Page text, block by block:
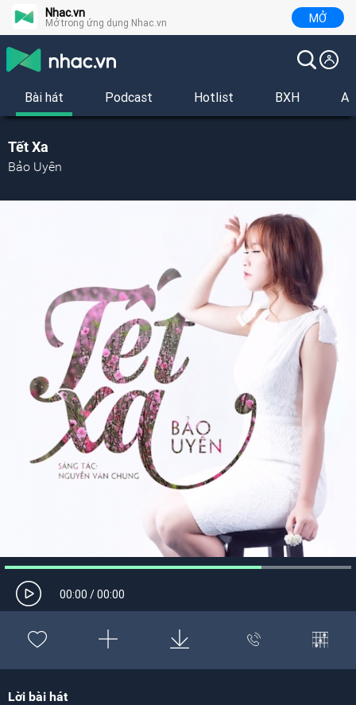
Nhac.vn
Mở trong ứng dụng Nhac.vn MỞ
Bài hát Podcast Hotlist BXH
Tết Xa
Bảo Uyên
00:00 /00:00
Lời bài hát